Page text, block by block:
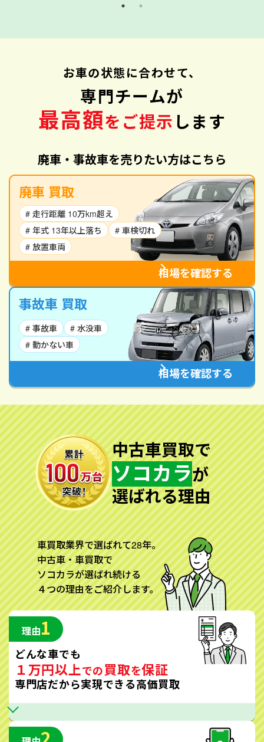
お車の状態に合わせて、
専門チームが
最高額をご提示 します
廃車・事故車を売りたい方はこちら
廃車 買取
# 走行距離 10万km超え
# 年式 13年以上落ち
# 車検切れ
# 放置車両
相場を確認する
事故車 買取
# 事故車
# 水没車
# 動かない車
相場を確認する
中古車買取で
ソコカラが
選ばれる理由
車買取業界で選ばれて28年。
中古車・車買取で
ソコカラが選ばれ続ける
４つの理由をご紹介します。
理由1
どんな車でも
１万円以上での買取を保証
専門店だから実現できる高価買取